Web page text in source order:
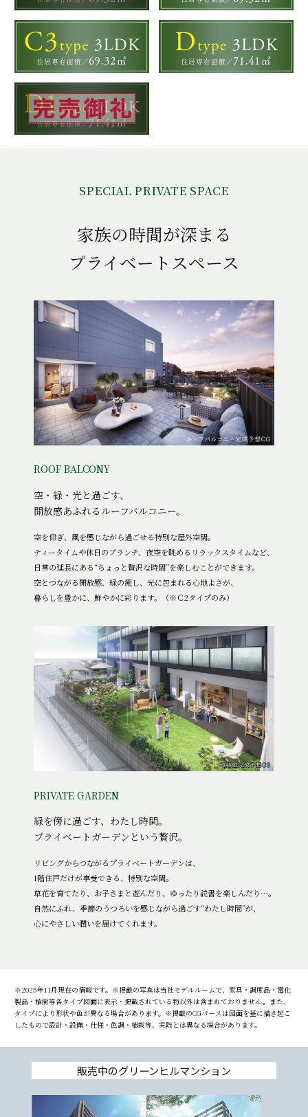
SPECIAL PRIVATE SPACE
家族の時間が深まる
プライベートスペース
ROOF BALCONY
空・緑・光と過ごす、
開放感あふれるルーフバルコニー。
空を仰ぎ、風を感じながら過ごせる特別な屋外空間。
ティータイムや休日のブランチ、夜空を眺めるリラックスタイムなど、
日常の延長にある“ちょっと贅沢な時間”を楽しむことができます。
空とつながる開放感、緑の癒し、光に包まれる心地よさが、
暮らしを豊かに、鮮やかに彩ります。
（※Ｃ2タイプのみ）
PRIVATE GARDEN
緑を傍に過ごす、わたし時間。
プライベートガーデンという贅沢。
リビングからつながるプライベートガーデンは、
1階住戸だけが享受できる、特別な空間。
草花を育てたり、お子さまと遊んだり、ゆったり読書を楽しんだり…。
自然にふれ、季節のうつろいを感じながら過ごす“わたし時間”が、
心にやさしい潤いを届けてくれます。
※2025年11月現在の情報です。※掲載の写真は当社モデルルームで、家具・調度品・電化
製品・植樹等各タイプ図面に表示・掲載されている物以外は含まれておりません。また、
タイプにより形状や色が異なる場合があります。※掲載のCGパースは図面を基に描き起こ
したもので設計・設備・仕様・色調・植栽等、実際とは異なる場合があります。
販売中のグリーンヒルマンション